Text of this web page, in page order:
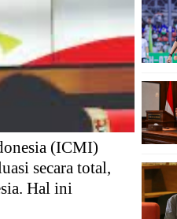
Tekanan Ekonomi Dunia
(ICMI)
secara total,
Hal ini